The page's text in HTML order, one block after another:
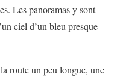
Les panoramas y sont
ciel d’un bleu presque
route un peu longue, une